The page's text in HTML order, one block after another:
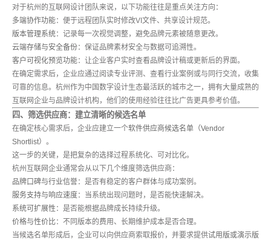
对于杭州的互联网设计团队来说，以下功能往往是重点关注方向：
多端协作功能：便于远程团队实时修改VI文件、共享设计规范。
版本管理系统：记录每一次视觉调整，避免品牌元素被随意更改。
云端存储与安全备份：保证品牌素材安全与数据可追溯性。
客户可视化预览功能：让企业客户实时查看品牌设计稿或更新后的界面。
在确定需求后，企业应通过阅读专业评测、查看行业案例或与同行交流，收集
可靠的信息。杭州作为中国数字设计生态最活跃的城市之一，拥有大量成熟的
互联网企业与品牌设计机构，他们的使用经验往往比广告更具参考价值。
四、筛选供应商：建立清晰的候选名单
在确定核心需求后，企业应建立一个软件供应商候选名单（Vendor
Shortlist） 。
这一步的关键，是把复杂的选择过程系统化、可对比化。
杭州互联网企业通常会从以下几个维度筛选供应商：
品牌口碑与行业信誉：是否有稳定的客户群体与成功案例。
服务支持与响应速度：当系统出现问题时，是否能快速解决。
系统可扩展性 ：是否能根据品牌成长持续升级。
价格与性价比：不同版本的费用、长期维护成本是否合理。
当候选名单形成后，企业可以向供应商索取报价，并要求提供试用版或演示版